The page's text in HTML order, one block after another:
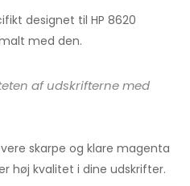
designet til HP 8620
med den.
af udskrifterne med
skarpe og klare magenta
høj kvalitet i dine udskrifter.